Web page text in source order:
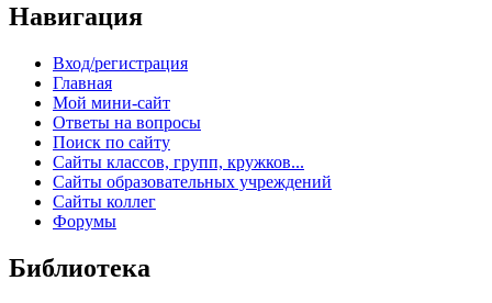
Навигация
Вход/регистрация
Главная
Мой мини-сайт
Ответы на вопросы
Поиск по сайту
Сайты классов, групп, кружков...
Сайты образовательных учреждений
Сайты коллег
Форумы
Библиотека